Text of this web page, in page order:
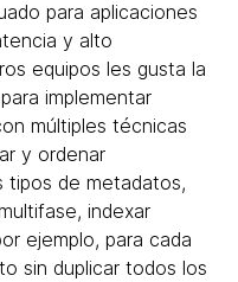
para aplicaciones
y alto
equipos les gusta la
implementar
múltiples técnicas
y ordenar
tipos de metadatos,
indexar
ejemplo, para cada
sin duplicar todos los